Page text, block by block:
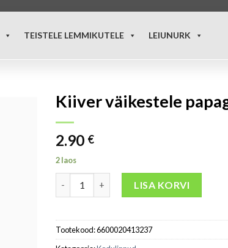
TEISTELE LEMMIKUTELE LEIUNURK
Kiiver väikestele
2.90 €
2 laos
LISA KORVI
Tootekood:6600020413237